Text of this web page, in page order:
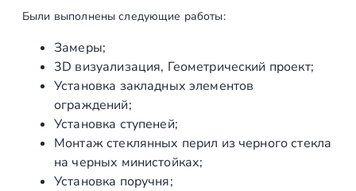
м
и
н
с
й
Были выполнены следующие работы:
Замеры;
3D визуализация, Геометрический проект;
Установка закладных элементов
ограждений;
Установка ступеней;
Монтаж стеклянных перил из черного стекла
на черных министойках;
Установка поручня;